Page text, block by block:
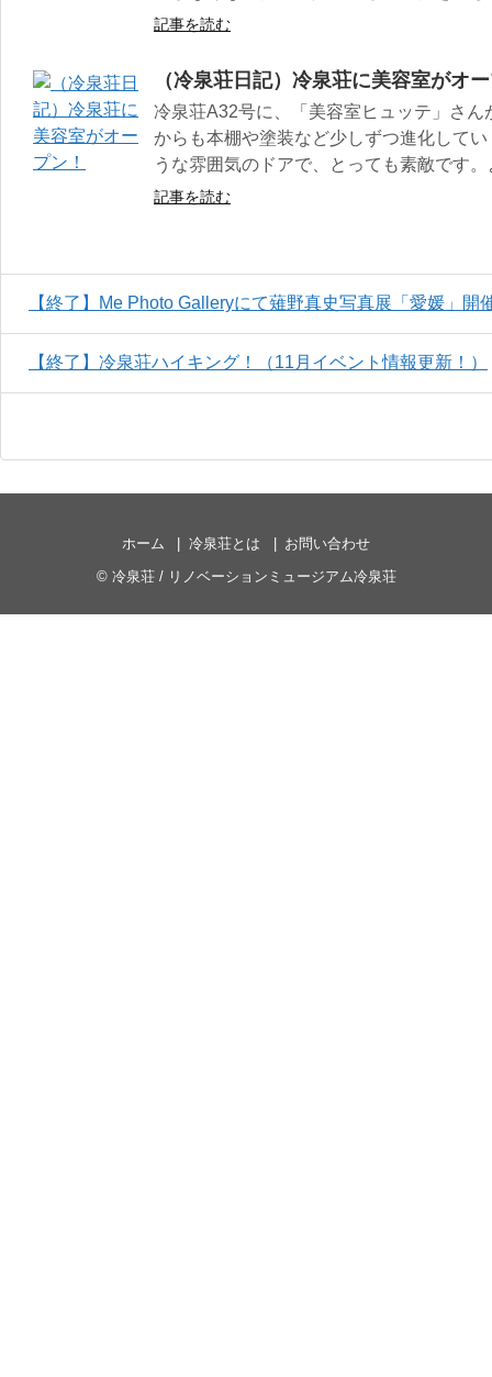
記事を読む
（冷泉荘日記）冷泉荘に美容室がオ
冷泉荘A32号に、「美容室ヒュッテ」さ
からも本棚や塗装など少しずつ進化して
うな雰囲気のドアで、とっても素敵です
記事を読む
【終了】Me Photo Galleryにて薙野真史写真展「愛媛」開
【終了】冷泉荘ハイキング！（11月イベント情報更新！）
ホーム 冷泉荘とは
お問い合わせ
© 冷泉荘 / リノベーションミュージアム冷泉荘